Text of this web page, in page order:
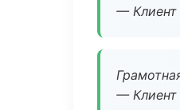
— Клиент
— Клиент